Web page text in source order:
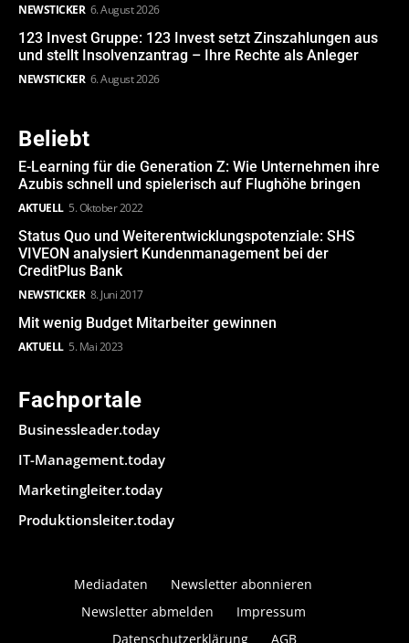
NEWSTICKER 6. August 2026
123 Invest Gruppe: 123 Invest setzt Zinszahlungen aus
und stellt Insolvenzantrag – Ihre Rechte als Anleger
NEWSTICKER 6. August 2026
Beliebt
E-Learning für die Generation Z: Wie Unternehmen ihre
Azubis schnell und spielerisch auf Flughöhe bringen
AKTUELL 5. Oktober 2022
Status Quo und Weiterentwicklungspotenziale: SHS
VIVEON analysiert Kundenmanagement bei der
CreditPlus Bank
NEWSTICKER 8. Juni 2017
Mit wenig Budget Mitarbeiter gewinnen
AKTUELL 5. Mai 2023
Fachportale
Businessleader.today
IT-Management.today
Marketingleiter.today
Produktionsleiter.today
Mediadaten
Newsletter abonnieren
Newsletter abmelden
Impressum
Datenschutzerklärung
AGB